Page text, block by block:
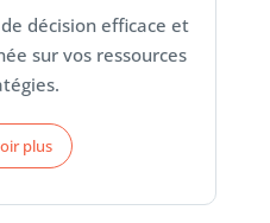
décision efficace et
sur vos ressources
plus